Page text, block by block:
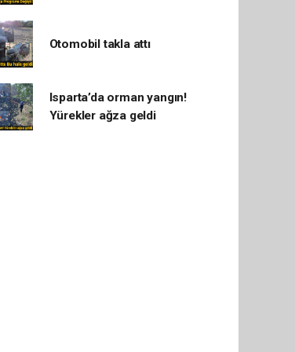
Otomobil takla attı
Isparta’da orman yangın!
Yürekler ağza geldi